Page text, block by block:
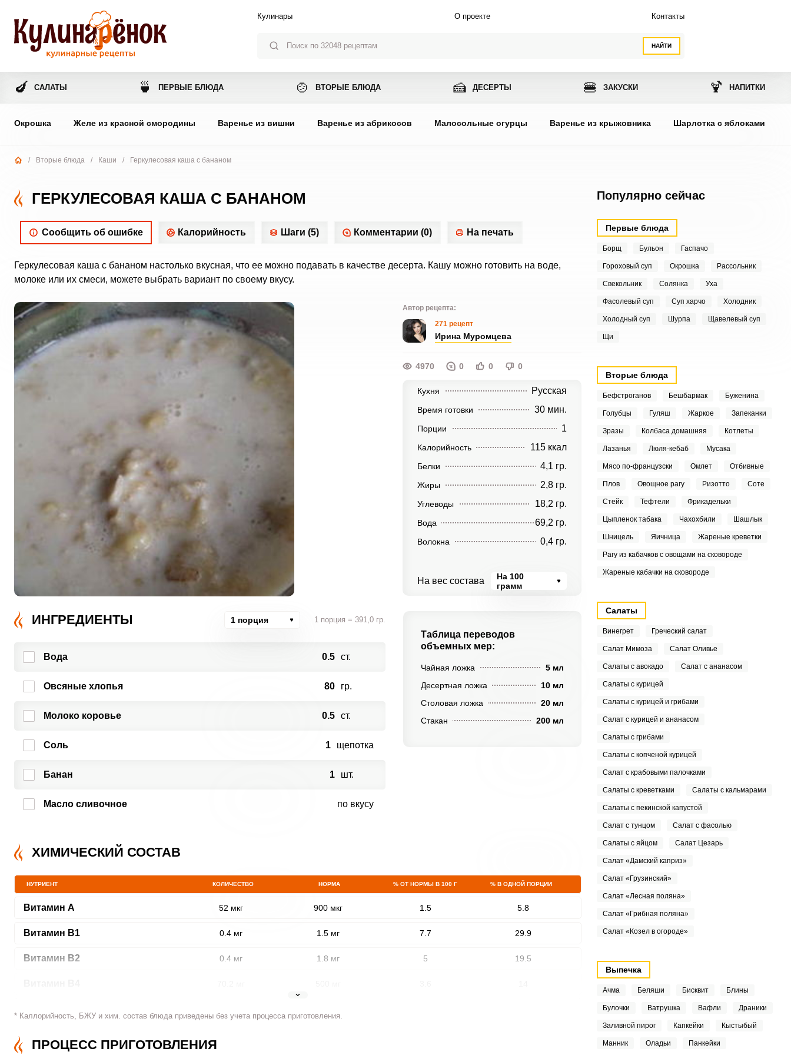
НАЙТИ
Кулинары О проекте Контакты
🍆 САЛАТЫ 🍵 ПЕРВЫЕ БЛЮДА 🍲 ВТОРЫЕ БЛЮДА 🍰 ДЕСЕРТЫ 🍔 ЗАКУСКИ 🍹 НАПИТКИ
Окрошка Желе из красной смородины Варенье из вишни Варенье из абрикосов Малосольные огурцы Варенье из крыжовника Шарлотка с яблоками
/ Вторые блюда / Каши / Геркулесовая каша с бананом
ГЕРКУЛЕСОВАЯ КАША С БАНАНОМ
Сообщить об ошибке Калорийность Шаги (5) Комментарии (0) На печать
Геркулесовая каша с бананом настолько вкусная, что ее можно подавать в качестве десерта. Кашу можно готовить на воде,
молоке или их смеси, можете выбрать вариант по своему вкусу.
Автор рецепта:
271 рецепт
Ирина Муромцева
4970 0 0 0
Кухня Русская
Время готовки 30 мин.
Порции 1
Калорийность 115 ккал
Белки 4,1 гр.
Жиры 2,8 гр.
Углеводы 18,2 гр.
Вода 69,2 гр.
Волокна 0,4 гр.
На вес состава
На 100
грамм
ИНГРЕДИЕНТЫ 1 порция 1 порция = 391,0 гр.
Вода 0.5 ст.
Овсяные хлопья 80 гр.
Молоко коровье 0.5 ст.
Соль 1 щепотка
Банан 1 шт.
Масло сливочное по вкусу
Таблица переводов
объемных мер:
Чайная ложка
5 мл
Десертная ложка
10 мл
Столовая ложка
20 мл
Стакан
200 мл
ХИМИЧЕСКИЙ СОСТАВ
НУТРИЕНТ КОЛИЧЕСТВО НОРМА % ОТ НОРМЫ В 100 Г % В ОДНОЙ ПОРЦИИ
Витамин A 52 мкг 900 мкг 1.5 5.8
Витамин В1 0.4 мг 1.5 мг 7.7 29.9
Витамин В2 0.4 мг 1.8 мг 5 19.5
* Каллорийность, БЖУ и хим. состав блюда приведены без учета процесса приготовления.
ПРОЦЕСС ПРИГОТОВЛЕНИЯ
Популярно сейчас
Первые блюда
Борщ Бульон Гаспачо
Гороховый суп Окрошка Рассольник
Свекольник Солянка Уха
Фасолевый суп Суп харчо Холодник
Холодный суп Шурпа Щавелевый суп
Щи
Вторые блюда
Бефстроганов Бешбармак Буженина
Голубцы Гуляш Жаркое Запеканки
Зразы Колбаса домашняя Котлеты
Лазанья Люля-кебаб Мусака
Мясо по-французски Омлет Отбивные
Плов Овощное рагу Ризотто Соте
Стейк Тефтели Фрикадельки
Цыпленок табака Чахохбили Шашлык
Шницель Яичница Жареные креветки
Рагу из кабачков с овощами на сковороде
Жареные кабачки на сковороде
Салаты
Винегрет Греческий салат
Салат Мимоза Салат Оливье
Салаты с авокадо Салат с ананасом
Салаты с курицей
Салаты с курицей и грибами
Салат с курицей и ананасом
Салаты с грибами
Салаты с копченой курицей
Салат с крабовыми палочками
Салаты с креветками Салаты с кальмарами
Салаты с пекинской капустой
Салат с тунцом Салат с фасолью
Салаты с яйцом Салат Цезарь
Салат «Дамский каприз»
Салат «Грузинский»
Салат «Лесная поляна»
Салат «Грибная поляна»
Салат «Козел в огороде»
Выпечка
Ачма Беляши Бисквит Блины
Булочки Ватрушка Вафли Драники
Заливной пирог Капкейки Кыстыбый
Манник Оладьи Панкейки